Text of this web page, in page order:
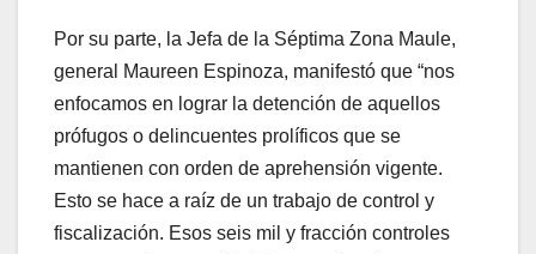
Por su parte, la Jefa de la Séptima Zona Maule,
general Maureen Espinoza, manifestó que “nos
enfocamos en lograr la detención de aquellos
prófugos o delincuentes prolíficos que se
mantienen con orden de aprehensión vigente.
Esto se hace a raíz de un trabajo de control y
fiscalización. Esos seis mil y fracción controles